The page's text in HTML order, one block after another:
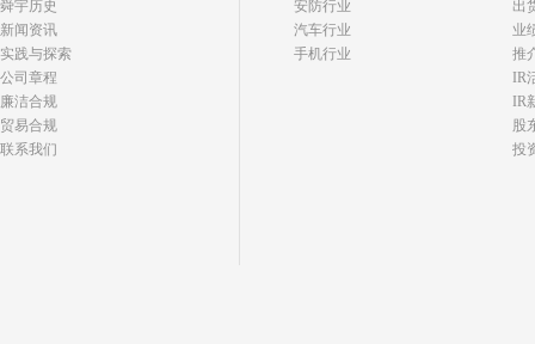
舜宇历史
新闻资讯
实践与探索
公司章程
廉洁合规
贸易合规
联系我们
安防行业
汽车行业
手机行业
出
业
推
IR
IR
股
投